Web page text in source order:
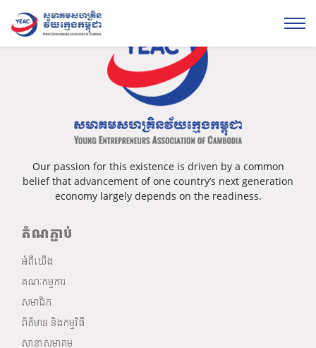
Our passion for this existence is driven by a common
belief that advancement of one country’s next generation
economy largely depends on the readiness.
តំណភ្ជាប់
អំពីយើង
គណៈកម្មការ
សមាជិក
ព័ត៌មាន និងកម្មវិធី
សាខាសមាគម